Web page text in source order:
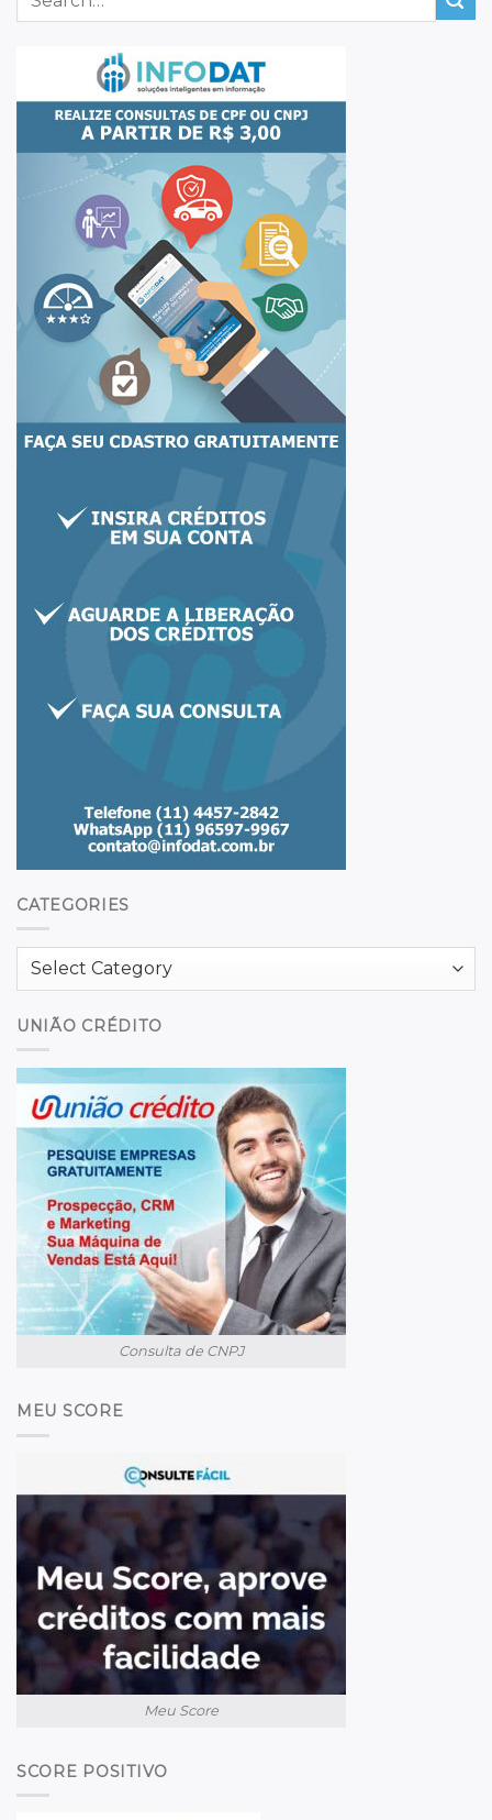
CATEGORIES
UNIÃO CRÉDITO
Consulta de CNPJ
MEU SCORE
Meu Score
SCORE POSITIVO